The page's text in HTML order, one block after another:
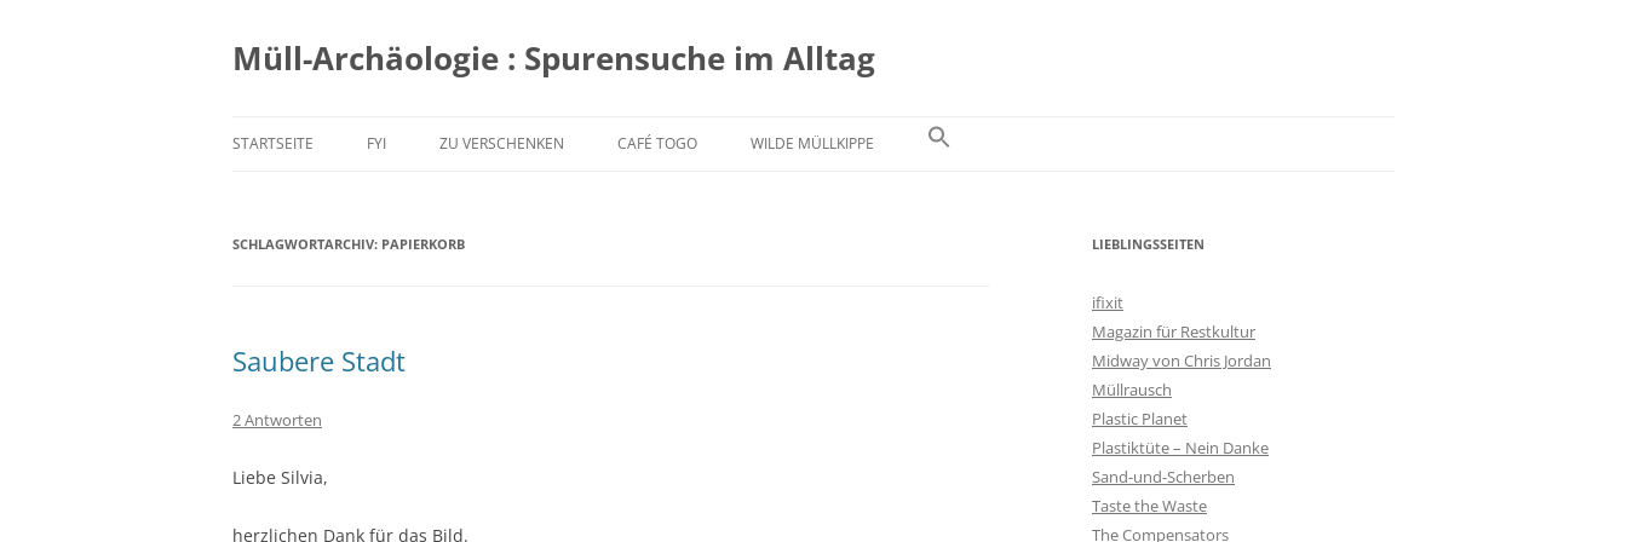
springen
Müll-Archäologie : Spurensuche im Alltag
STARTSEITE FYI ZU VERSCHENKEN CAFÉ TOGO WILDE MÜLLKIPPE
SCHLAGWORTARCHIV: PAPIERKORB
Saubere Stadt
2 Antworten
Liebe Silvia,
herzlichen Dank für das Bild.
LIEBLINGSSEITEN
ifixit
Magazin für Restkultur
Midway von Chris Jordan
Müllrausch
Plastic Planet
Plastiktüte – Nein Danke
Sand-und-Scherben
Taste the Waste
The Compensators